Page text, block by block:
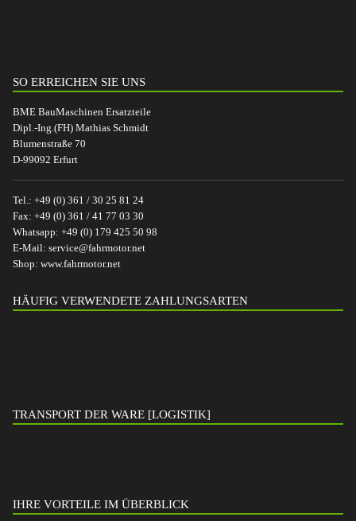
SO ERREICHEN SIE UNS
BME BauMaschinen Ersatzteile
Dipl.-Ing.(FH) Mathias Schmidt
Blumenstraße 70
D-99092 Erfurt
Tel.: +49 (0) 361 / 30 25 81 24
Fax: +49 (0) 361 / 41 77 03 30
Whatsapp: +49 (0) 179 425 50 98
E-Mail: service@fahrmotor.net
Shop: www.fahrmotor.net
HÄUFIG VERWENDETE ZAHLUNGSARTEN
TRANSPORT DER WARE [LOGISTIK]
IHRE VORTEILE IM ÜBERBLICK